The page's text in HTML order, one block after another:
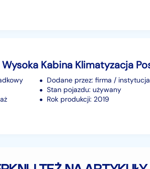
Dodane przez: firma / instytucja
Stan pojazdu: używany
Rok produkcji: 2019